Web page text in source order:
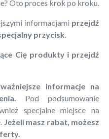
Oto proces krok po kroku.
informacjami przejdź
przycisk
Cię produkty i przejdź
informacje na
Pod podsumowanie
specjalne miejsce na
Jeżeli masz rabat, możesz